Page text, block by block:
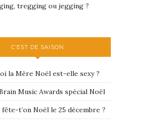
tregging ou jegging ?
C’EST DE SAISON
la Mère Noël est-elle sexy ?
Music Awards spécial Noël
t’on Noël le 25 décembre ?